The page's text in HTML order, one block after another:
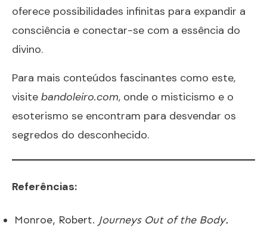
oferece possibilidades infinitas para expandir a
consciência e conectar-se com a essência do
divino.
Para mais conteúdos fascinantes como este,
visite bandoleiro.com, onde o misticismo e o
esoterismo se encontram para desvendar os
segredos do desconhecido.
Referências:
Monroe, Robert. Journeys Out of the Body.